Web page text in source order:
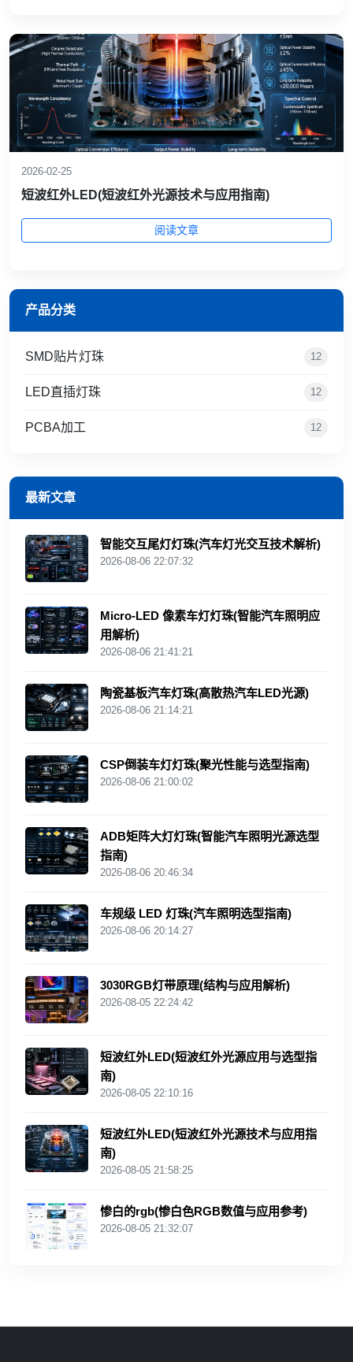
2026-02-25
短波红外LED(短波红外光源技术与应用指南)
阅读文章
产品分类
SMD贴片灯珠 12
LED直插灯珠 12
PCBA加工 12
最新文章
智能交互尾灯灯珠(汽车灯光交互技术解析)
2026-08-06 22:07:32
Micro-LED 像素车灯灯珠(智能汽车照明应
用解析)
2026-08-06 21:41:21
陶瓷基板汽车灯珠(高散热汽车LED光源)
2026-08-06 21:14:21
CSP倒装车灯灯珠(聚光性能与选型指南)
2026-08-06 21:00:02
ADB矩阵大灯灯珠(智能汽车照明光源选型
指南)
2026-08-06 20:46:34
车规级 LED 灯珠(汽车照明选型指南)
2026-08-06 20:14:27
3030RGB灯带原理(结构与应用解析)
2026-08-05 22:24:42
短波红外LED(短波红外光源应用与选型指
南)
2026-08-05 22:10:16
短波红外LED(短波红外光源技术与应用指
南)
2026-08-05 21:58:25
惨白的rgb(惨白色RGB数值与应用参考)
2026-08-05 21:32:07